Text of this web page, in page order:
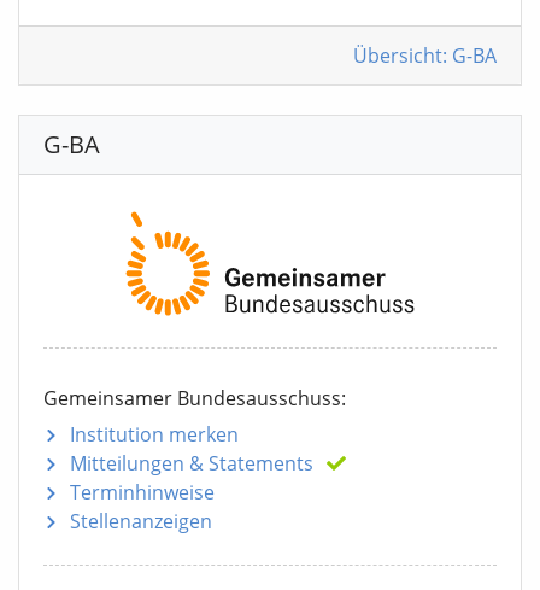
Übersicht: G-BA
G-BA
Gemeinsamer Bundesausschuss:
Institution merken
Mitteilungen & Statements
Terminhinweise
Stellenanzeigen